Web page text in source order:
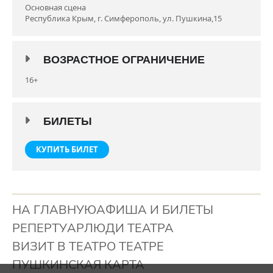
Андрей Пензин, Арсен Джемилев, Любовь Климкина,
Радмила Фадеева, Татьяна Левицкая, Павел Гладких,
Продолжительность: 2:10
Основная сцена
Республика Крым, г. Симферополь, ул. Пушкина,15
ВОЗРАСТНОЕ ОГРАНИЧЕНИЕ
16+
БИЛЕТЫ
КУПИТЬ БИЛЕТ
НА ГЛАВНУЮАФИША И БИЛЕТЫ
РЕПЕРТУАРЛЮДИ ТЕАТРА
ВИЗИТ В ТЕАТРО ТЕАТРЕ
ПУШКИНСКАЯ КАРТА